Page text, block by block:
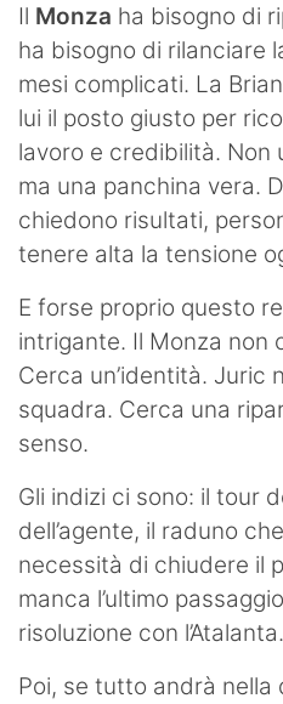
Il Monza ha bisogno di
ha bisogno di rilanciare
mesi complicati. La
lui il posto giusto per
lavoro e credibilità. Non
ma una panchina vera.
chiedono risultati,
tenere alta la tensione
E forse proprio questo
intrigante. Il Monza non
Cerca un’identità. Juric
squadra. Cerca una
senso.
Gli indizi ci sono: il tour
dell’agente, il raduno
necessità di chiudere il
manca l’ultimo
risoluzione con l’Atalanta.
Poi, se tutto andrà